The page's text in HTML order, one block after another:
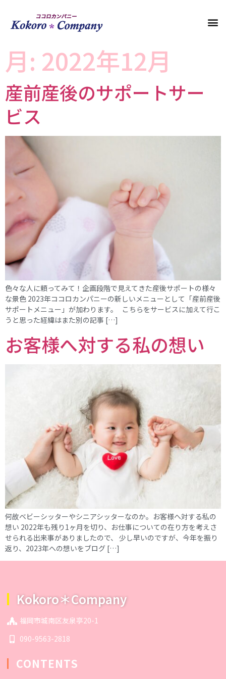
月: 2022年12月
産前産後のサポートサー
ビス
色々な人に頼ってみて！企画段階で見えてきた産後サポートの様々
な景色 2023年ココロカンパニーの新しいメニューとして「産前産後
サポートメニュー」が加わります。 こちらをサービスに加えて行こ
うと思った経緯はまた別の記事 […]
お客様へ対する私の想い
何故ベビーシッターやシニアシッターなのか。お客様へ対する私の
想い 2022年も残り1ヶ月を切り、お仕事についての在り方を考えさ
せられる出来事がありましたので、 少し早いのですが、今年を振り
返り、2023年への想いをブログ […]
Kokoro＊Company
福岡市城南区友泉亭20-1
090-9563-2818
CONTENTS